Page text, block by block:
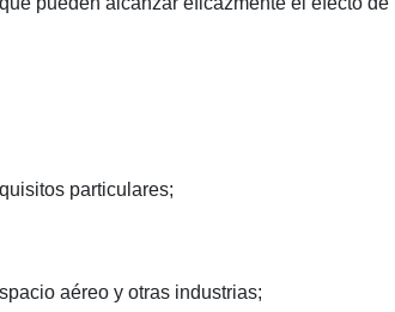
particulares;
aéreo y otras industrias;